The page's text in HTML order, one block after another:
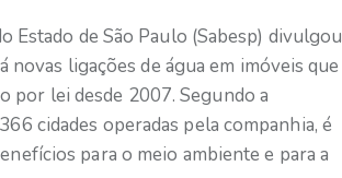
Estado de São Paulo (Sabesp) divulgou
ligações de água em imóveis que
por lei desde 2007. Segundo a
cidades operadas pela companhia, é
para o meio ambiente e para a